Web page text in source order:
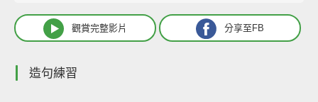
觀賞完整影片 分享至FB
造句練習